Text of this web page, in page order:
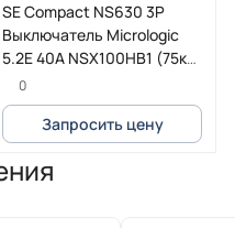
SE Compact NS630 3P
Выключатель Micrologic
5.2E 40A NSX100HB1 (75кА
при 690B)
0
Запросить цену